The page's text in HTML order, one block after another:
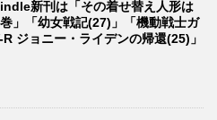
新刊は「その着せ替え人形は
」「幼女戦記(27)」「機動戦士ガ
ジョニー・ライデンの帰還(25)」